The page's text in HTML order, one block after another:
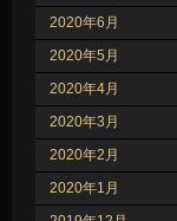
2020年6月
2020年5月
2020年4月
2020年3月
2020年2月
2020年1月